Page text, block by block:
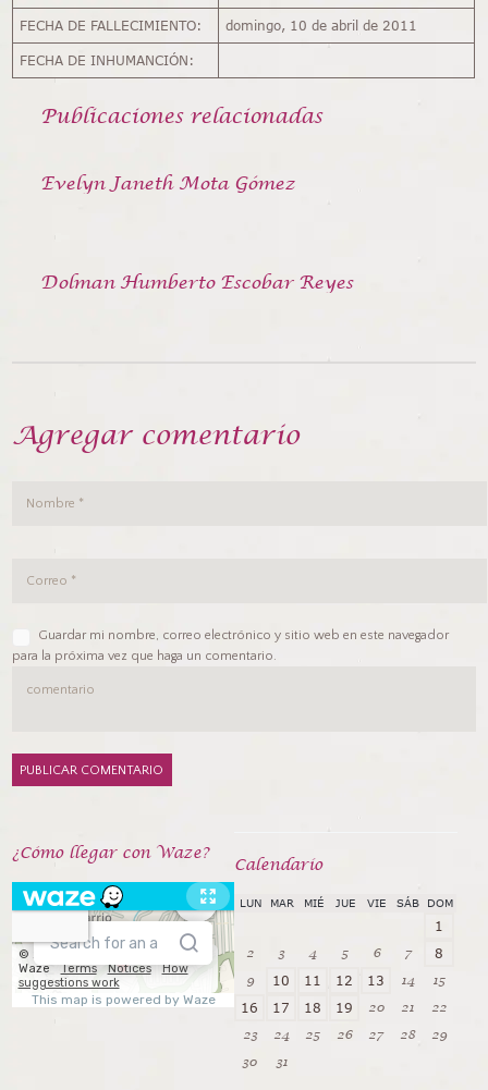
FECHA DE FALLECIMIENTO: domingo, 10 de abril de 2011
FECHA DE INHUMANCIÓN:
Publicaciones relacionadas
Evelyn Janeth Mota Gómez
Dolman Humberto Escobar Reyes
Agregar comentario
Guardar mi nombre, correo electrónico y sitio web en este navegador
para la próxima vez que haga un comentario.
¿Cómo llegar con Waze?
Calendarío
LUN MAR MIÉ JUE VIE SÁB DOM
1
2 3 4 5 6 7 8
9 10 11 12 13 14 15
16 17 18 19 20 21
22
23
24 25 26 27 28
29
30
31